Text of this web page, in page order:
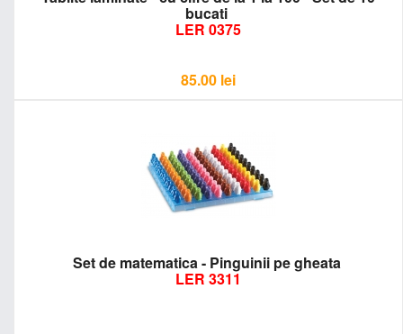
bucati
LER 0375
85.00 lei
Set de matematica - Pinguinii pe gheata
LER 3311